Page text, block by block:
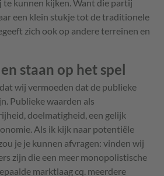
te kunnen kijken. Want die partij
een klein stukje tot de traditionele
zich ook op andere terreinen en
staan op het spel
wij vermoeden dat de publieke
Publieke waarden als
doelmatigheid, een gelijk
Als ik kijk naar potentiële
je je kunnen afvragen: vinden wij
zijn die een meer monopolistische
marktlaag cq. meerdere